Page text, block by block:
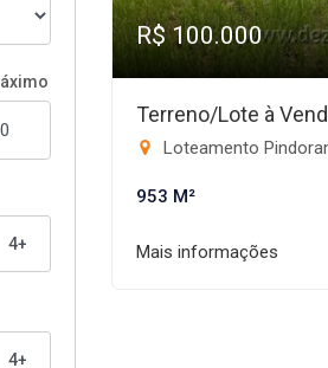
4+
4+
R$ 100.000
Terreno/Lote à
Loteamento
953 M²
Mais informações